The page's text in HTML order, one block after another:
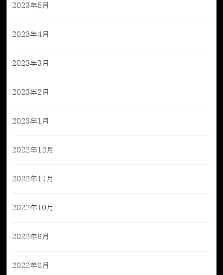
2023年5月
2023年4月
2023年3月
2023年2月
2023年1月
2022年12月
2022年11月
2022年10月
2022年9月
2022年8月